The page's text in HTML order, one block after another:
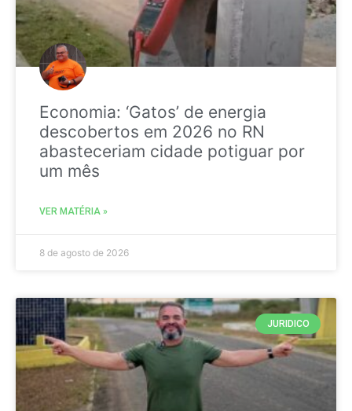
Economia: ‘Gatos’ de energia
descobertos em 2026 no RN
abasteceriam cidade potiguar por
um mês
VER MATÉRIA »
8 de agosto de 2026
JURIDICO